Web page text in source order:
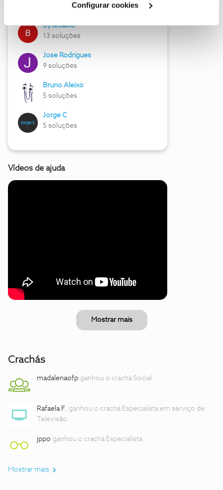
Configurar cookies
17 soluções
ByteSábio
13 soluções
Jose Rodrigues
9 soluções
Bruno Aleixo
5 soluções
Jorge C
5 soluções
Vídeos de ajuda
Mostrar mais
Crachás
madalenaofp ganhou o crachá Social
Rafaela F. ganhou o crachá Especialista em serviço de
Televisão
jppo ganhou o crachá Especialista
Mostrar mais